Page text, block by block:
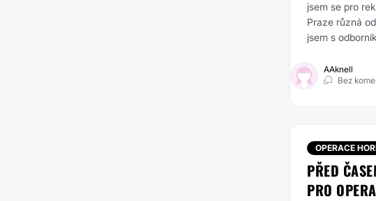
jsem se pro
Praze různá
jsem s
AAknell
Bez
OPERACE
PŘED
PRO